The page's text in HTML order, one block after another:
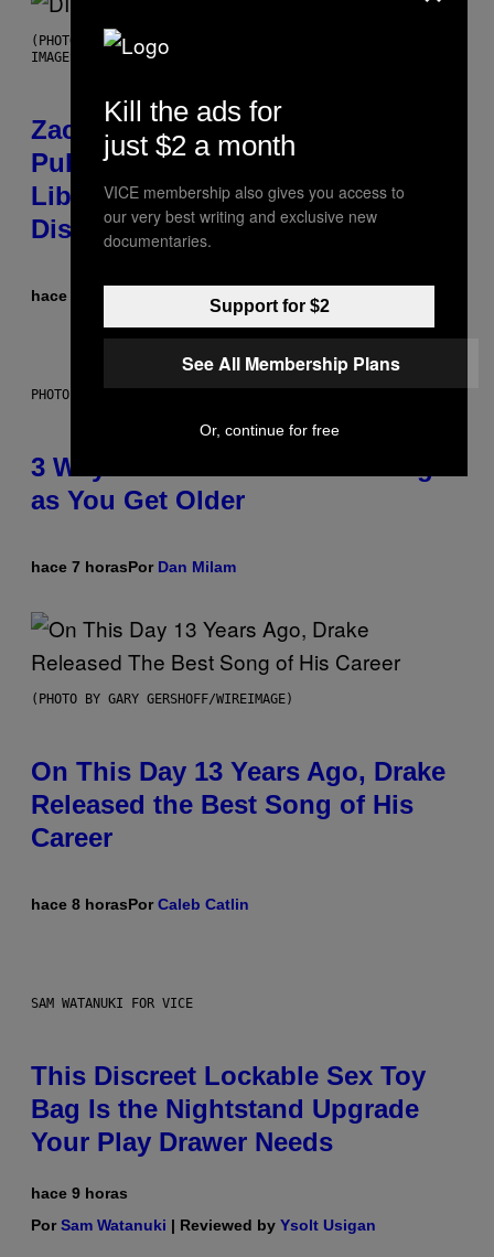
(PHOTO BY ROBERTO PANUCCI – CORBIS/CORBIS VIA GETTY
IMAGES)
Zachary Cole Smith Wants a
Publicly Owned Music Streaming
Library Built on Spotify’s
Dismantled Bones
hace 7 horas Lauren Boisvert
PHOTO ILLUSTRATION BY IAN WALDIE/GETTY IMAGES
3 Ways Your Music Taste Changes
as You Get Older
hace 7 horasPor Dan Milam
(PHOTO BY GARY GERSHOFF/WIREIMAGE)
On This Day 13 Years Ago, Drake
Released the Best Song of His
Career
hace 8 horasPorCaleb Catlin
SAM WATANUKI FOR VICE
This Discreet Lockable Sex Toy
Bag Is the Nightstand Upgrade
Your Play Drawer Needs
hace 9 horas
PorSam Watanuki | Reviewed by Ysolt Usigan
Kill the ads for
just $2 a month
VICE membership also gives you access to
our very best writing and exclusive new
documentaries.
Support for $2
See All Membership Plans
Or, continue for free